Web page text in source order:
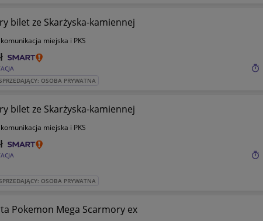
bilet ze Skarżyska-kamiennej
komunikacja miejska i PKS
OSOBA PRYWATNA
bilet ze Skarżyska-kamiennej
komunikacja miejska i PKS
OSOBA PRYWATNA
Pokemon Mega Scarmory ex